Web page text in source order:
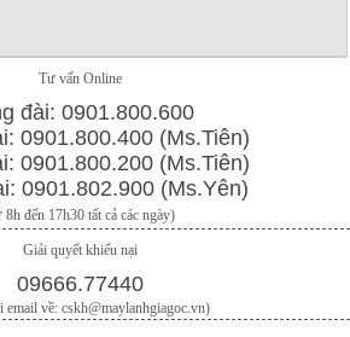
Tư vấn Online
đài: 0901.800.600
0901.800.400 (Ms.Tiên)
0901.800.200 (Ms.Tiên)
0901.802.900 (Ms.Yên)
8h đến 17h30 tất cả các ngày)
Giải quyết khiếu nại
09666.77440
email về: cskh@maylanhgiagoc.vn)